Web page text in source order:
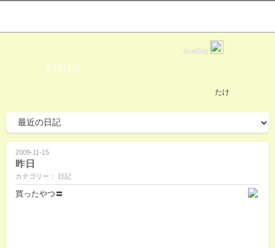
love2log
たけ日記
たけ
2009-11-15
昨日
カテゴリー： 日記
買ったやつ〓